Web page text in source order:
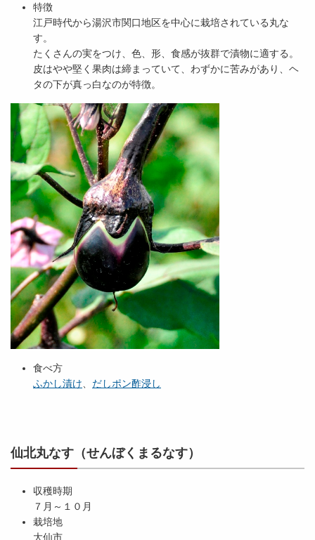
特徴
江戸時代から湯沢市関口地区を中心に栽培されている丸な
す。
たくさんの実をつけ、色、形、食感が抜群で漬物に適する。
皮はやや堅く果肉は締まっていて、わずかに苦みがあり、ヘ
タの下が真っ白なのが特徴。
食べ方
ふかし漬け、 だしポン酢浸し
仙北丸なす（せんぼくまるなす）
収穫時期
７月～１０月
栽培地
大仙市